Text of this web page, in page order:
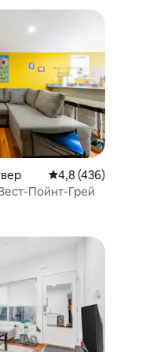
Середня оцінка: 4,8
4,8 (436)
Пойнт-Грей